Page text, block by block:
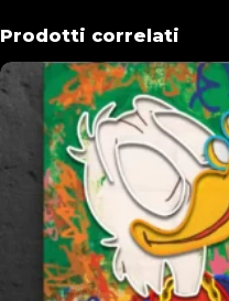
Prodotti correlati